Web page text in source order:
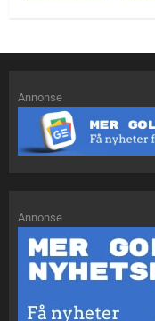
Annonse
Annonse